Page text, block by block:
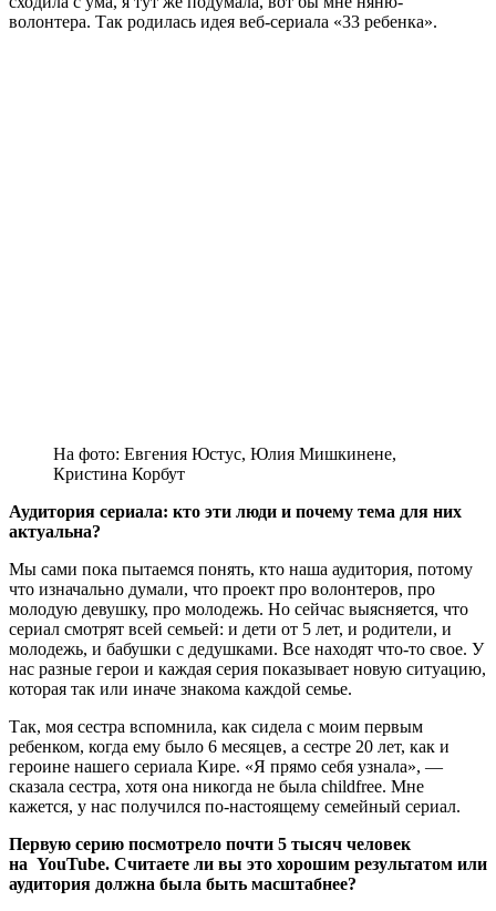
волонтера. Так родилась идея веб-сериала «33 ребенка».
На фото: Евгения Юстус, Юлия Мишкинене,
Кристина Корбут
Аудитория сериала: кто эти люди и почему тема для них
актуальна?
Мы сами пока пытаемся понять, кто наша аудитория, потому
что изначально думали, что проект про волонтеров, про
молодую девушку, про молодежь. Но сейчас выясняется, что
сериал смотрят всей семьей: и дети от 5 лет, и родители, и
молодежь, и бабушки с дедушками. Все находят что-то свое. У
нас разные герои и каждая серия показывает новую ситуацию,
которая так или иначе знакома каждой семье.
Так, моя сестра вспомнила, как сидела с моим первым
ребенком, когда ему было 6 месяцев, а сестре 20 лет, как и
героине нашего сериала Кире. «Я прямо себя узнала», —
сказала сестра, хотя она никогда не была childfree. Мне
кажется, у нас получился по-настоящему семейный сериал.
Первую серию посмотрело почти 5 тысяч человек
на YouTube. Считаете ли вы это хорошим результатом или
аудитория должна была быть масштабнее?